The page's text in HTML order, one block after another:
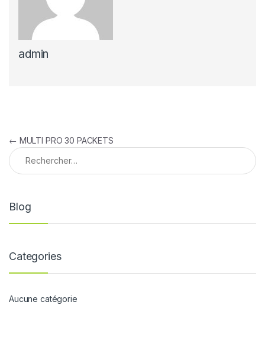
admin
Navigation de l’article
← MULTI PRO 30 PACKETS
Rechercher :
Blog
Categories
Aucune catégorie